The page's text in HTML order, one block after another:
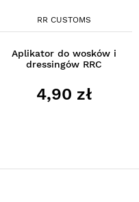
RR CUSTOMS
Aplikator do wosków i
dressingów RRC
4,90 zł